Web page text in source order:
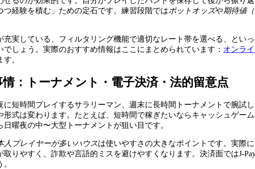
経験を積む」ための定石です。練習段階ではポットオッズや期待値（
実している、フィルタリング機能で適切なレート帯を選べる、とい
しょう。実際のおすすめ情報はここにまとめられています： オンラ
。
：トーナメント・電⼦決済・法的留意点
短時間プレイするサラリーマン、週末に長時間トーナメントで腕試
式は変わります。たとえば、短時間で稼ぎたいならキャッシュゲー
曜夜の中〜大型トーナメントが狙い目です。
人プレイヤーが多いハウスは使いやすさの大きなポイントです。実際
りやすく、詐欺や言語的ミスを避けやすくなります。決済面ではJ-